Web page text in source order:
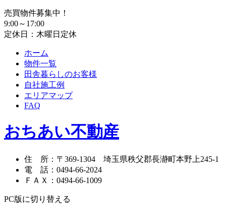
売買物件募集中！
9:00～17:00
定休日：木曜日定休
ホーム
物件一覧
田舎暮らしのお客様
自社施工例
エリアマップ
FAQ
おちあい不動産
住 所 ： 〒369-1304 埼玉県秩父郡長瀞町本野上245-1
電 話 ： 0494-66-2024
ＦＡＸ
： 0494-66-1009
PC版に切り替える